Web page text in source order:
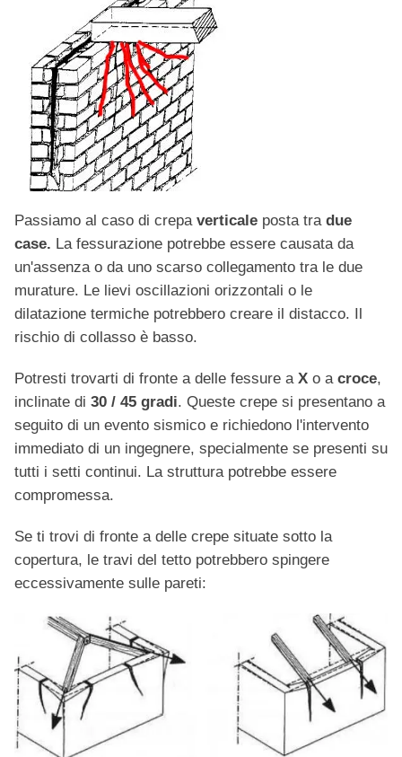
Passiamo al caso di crepa verticale posta tra due
case. La fessurazione potrebbe essere causata da
un'assenza o da uno scarso collegamento tra le due
murature. Le lievi oscillazioni orizzontali o le
dilatazione termiche potrebbero creare il distacco. Il
rischio di collasso è basso.
Potresti trovarti di fronte a delle fessure a X o a croce,
inclinate di 30 / 45 gradi. Queste crepe si presentano a
seguito di un evento sismico e richiedono l'intervento
immediato di un ingegnere, specialmente se presenti su
tutti i setti continui. La struttura potrebbe essere
compromessa.
Se ti trovi di fronte a delle crepe situate sotto la
copertura, le travi del tetto potrebbero spingere
eccessivamente sulle pareti: